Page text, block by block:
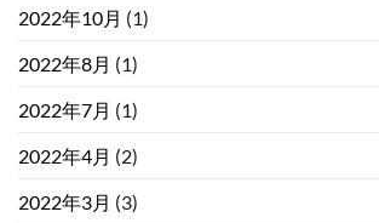
2022年10月 (1)
2022年8月 (1)
2022年7月 (1)
2022年4月 (2)
2022年3月 (3)